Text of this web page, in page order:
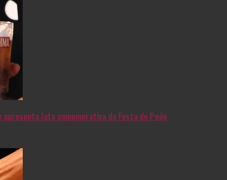
lata comemorativa da Festa do Peão